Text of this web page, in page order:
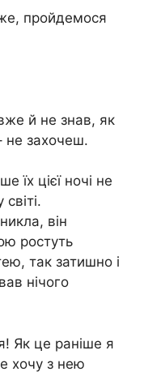
пройдемося
й не знав, як
не захочеш.
їх цієї ночі не
він
ростуть
так затишно і
нічого
Як це раніше я
хочу з нею